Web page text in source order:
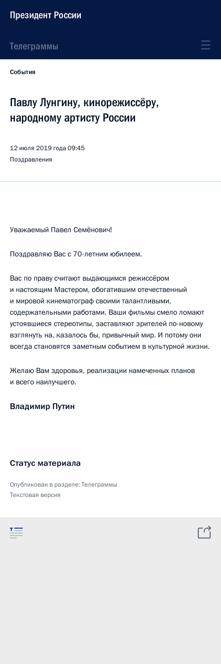
Президент России
Телеграммы
События
Павлу Лунгину, кинорежиссёру,
народному артисту России
12 июля 2019 года09:45
Поздравления
Уважаемый Павел Семёнович!
Поздравляю Вас с 70-летним юбилеем.
Вас по праву считают выдающимся режиссёром
и настоящим Мастером, обогатившим отечественный
и мировой кинематограф своими талантливыми,
содержательными работами. Ваши фильмы смело ломают
устоявшиеся стереотипы, заставляют зрителей по-новому
взглянуть на, казалось бы, привычный мир. И потому они
всегда становятся заметным событием в культурной жизни.
Желаю Вам здоровья, реализации намеченных планов
и всего наилучшего.
Владимир Путин
Статус материала
Опубликован в разделе:Телеграммы
Текстовая версия